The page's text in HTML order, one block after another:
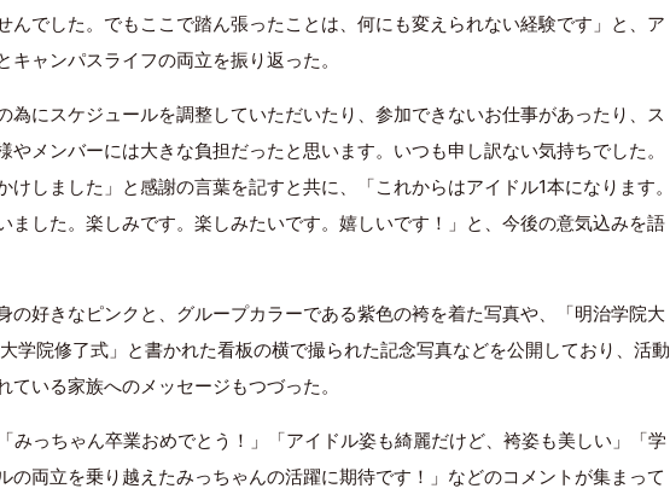
んでした。でもここで踏ん張ったことは、何にも変えられない経験です」と、ア
キャンパスライフの両立を振り返った。
為にスケジュールを調整していただいたり、参加できないお仕事があったり、ス
やメンバーには大きな負担だったと思います。いつも申し訳ない気持ちでした。
けしました」と感謝の言葉を記すと共に、「これからはアイドル1本になります。
ました。楽しみです。楽しみたいです。嬉しいです！」と、今後の意気込みを語
の好きなピンクと、グループカラーである紫色の袴を着た写真や、「明治学院大
学院修了式」と書かれた看板の横で撮られた記念写真などを公開しており、活動
ている家族へのメッセージもつづった。
みっちゃん卒業おめでとう！」「アイドル姿も綺麗だけど、袴姿も美しい」「学
の両立を乗り越えたみっちゃんの活躍に期待です！」などのコメントが集まって